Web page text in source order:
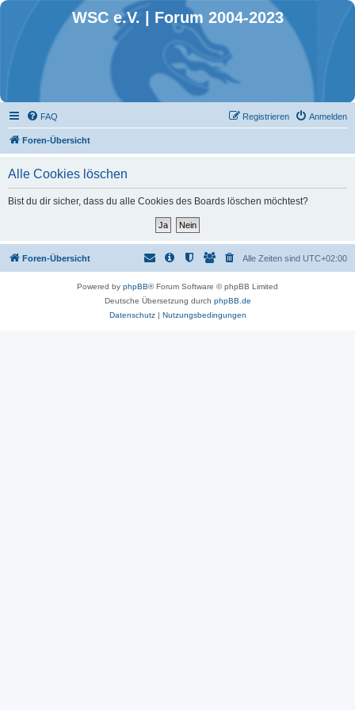
WSC e.V. | Forum 2004-2023
FAQ Anmelden
Registrieren
Foren-Übersicht
Alle Cookies löschen
Bist du dir sicher, dass du alle Cookies des Boards löschen möchtest?
Foren-Übersicht Alle Zeiten sind UTC+02:00
Powered by phpBB® Forum Software © phpBB Limited
Deutsche Übersetzung durch phpBB.de
Datenschutz| Nutzungsbedingungen